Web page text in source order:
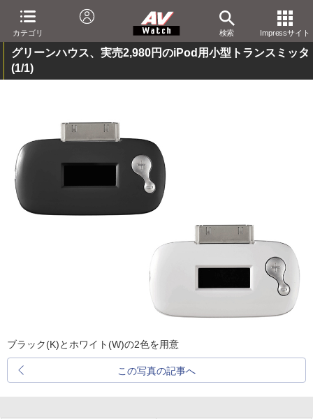
カテゴリ 検索 Impressサイト
グリーンハウス、実売2,980円のiPod用小型トランスミッタ
(1/1)
ブラック(K)とホワイト(W)の2色を用意
この写真の記事へ